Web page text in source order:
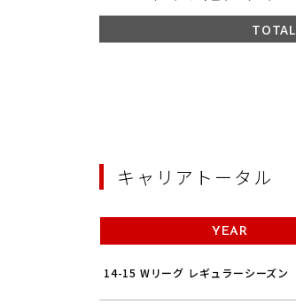
TOTAL
キャリアトータル
YEAR
14-15 Wリーグ レギュラーシーズン